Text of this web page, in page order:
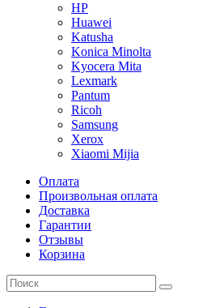
HP
Huawei
Katusha
Konica Minolta
Kyocera Mita
Lexmark
Pantum
Ricoh
Samsung
Xerox
Xiaomi Mijia
Оплата
Произвольная оплата
Доставка
Гарантии
Отзывы
Корзина